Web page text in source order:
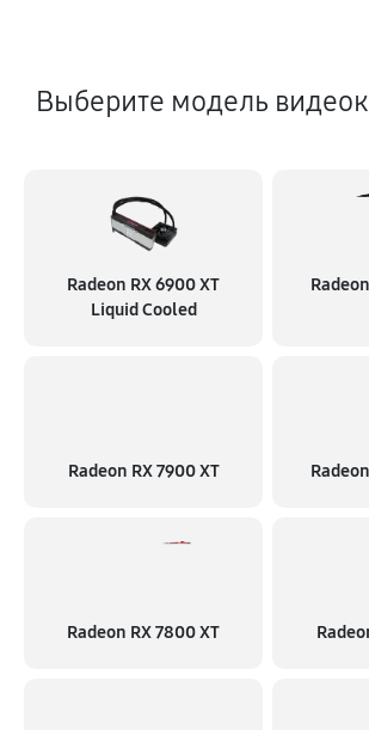
Выберите модель
Radeon RX 6900 XT
Liquid Cooled
Radeon RX 7900 XT
Radeon RX 7800 XT